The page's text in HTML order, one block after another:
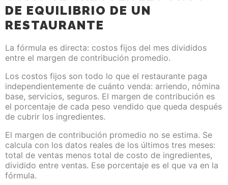
DE EQUILIBRIO DE UN
RESTAURANTE
La fórmula es directa: costos fijos del mes divididos
entre el margen de contribución promedio.
Los costos fijos son todo lo que el restaurante paga
independientemente de cuánto venda: arriendo, nómina
base, servicios, seguros. El margen de contribución es
el porcentaje de cada peso vendido que queda después
de cubrir los ingredientes.
El margen de contribución promedio no se estima. Se
calcula con los datos reales de los últimos tres meses:
total de ventas menos total de costo de ingredientes,
dividido entre ventas. Ese porcentaje es el que va en la
fórmula.